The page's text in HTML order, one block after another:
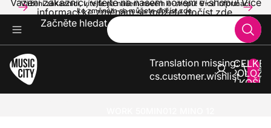
Vážení zákazníci, vítejte na našem novém e-shopu! Více informací
ke změnám se můžete dočíst zde.
Vážení zákazníci, vítejte na našem novém e-shopu! Více
informací ke změnám se můžete dočíst zde.
Začněte hledat
Translation missing:
cs.customer.wishlist
V
0